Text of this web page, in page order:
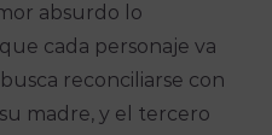
absurdo lo
cada personaje va
reconciliarse con
madre, y el tercero